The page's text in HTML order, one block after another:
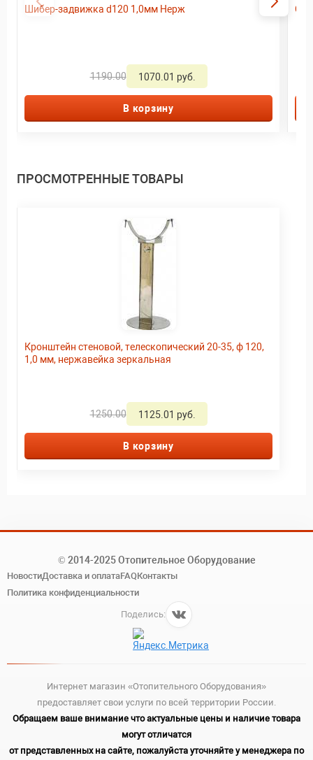
Шибер-задвижка d120 1,0мм Нерж
1190.00 1070.01 руб.
В корзину
ПРОСМОТРЕННЫЕ ТОВАРЫ
Кронштейн стеновой, телескопический 20-35, ф 120,
1,0 мм, нержавейка зеркальная
1250.00 1125.01 руб.
В корзину
© 2014-2025 Отопительное Оборудование
НовостиДоставка и оплатаFAQКонтакты
Политика конфиденциальности
Поделись:
Интернет магазин «Отопительного Оборудования»
предоставляет свои услуги по всей территории России.
Обращаем ваше внимание что актуальные цены и наличие товара
могут отличатся
от представленных на сайте, пожалуйста уточняйте у менеджера по